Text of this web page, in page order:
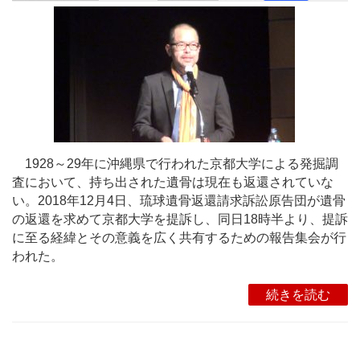
1928～29年に沖縄県で行われた京都大学による発掘調
査において、持ち出された遺骨は現在も返還されていな
い。2018年12月4日、琉球遺骨返還請求訴訟原告団が遺骨
の返還を求めて京都大学を提訴し、同日18時半より、提訴
に至る経緯とその意義を広く共有するための報告集会が行
われた。
続きを読む